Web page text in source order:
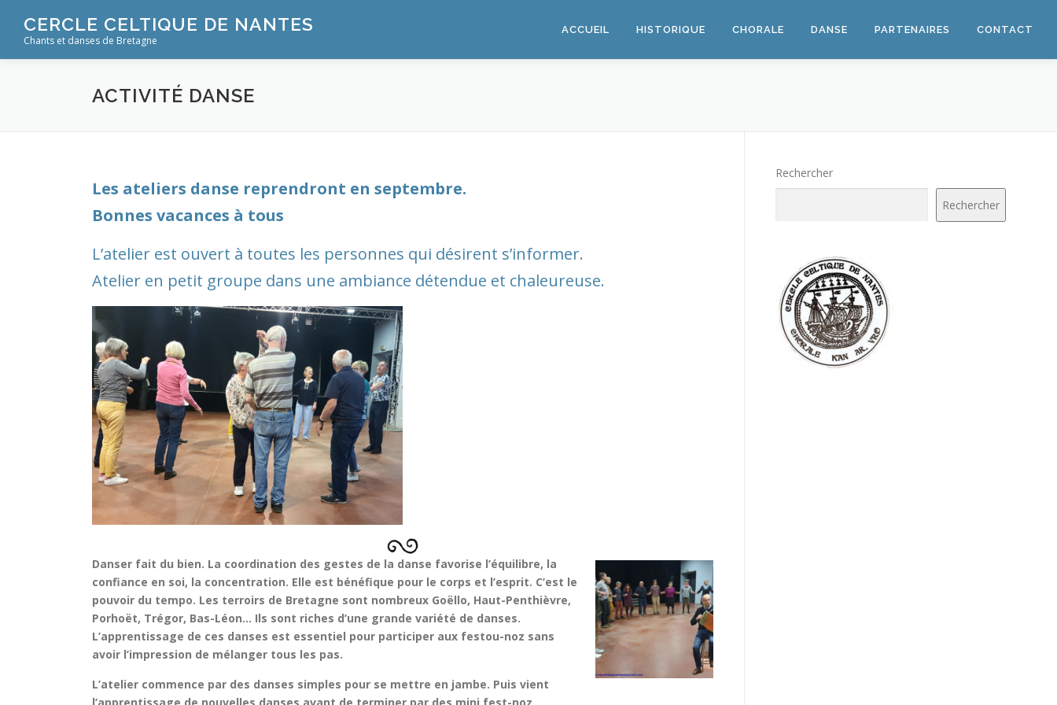
contenu
CERCLE CELTIQUE DE NANTES
Chants et danses de Bretagne
ACCUEIL HISTORIQUE CHORALE DANSE PARTENAIRES CONTACT
ACTIVITÉ DANSE
Les ateliers danse reprendront en septembre.
Bonnes vacances à tous
L’atelier est ouvert à toutes les personnes qui désirent s’informer.
Atelier en petit groupe dans une ambiance détendue et chaleureuse.
Danser fait du bien. La coordination des gestes de la danse favorise l’équilibre, la
confiance en soi, la concentration. Elle est bénéfique pour le corps et l’esprit. C’est le
pouvoir du tempo. Les terroirs de Bretagne sont nombreux Goëllo, Haut-Penthièvre,
Porhoët, Trégor, Bas-Léon… Ils sont riches d’une grande variété de danses.
L’apprentissage de ces danses est essentiel pour participer aux festou-noz sans
avoir l’impression de mélanger tous les pas.
L’atelier commence par des danses simples pour se mettre en jambe. Puis vient
Rechercher
Rechercher